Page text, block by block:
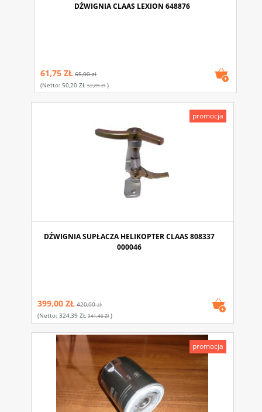
DŹWIGNIA CLAAS LEXION 648876
61,75 ZŁ 65,00 zł
(netto:50,20 ZŁ 52,85 Zł)
DŹWIGNIA SUPŁACZA HELIKOPTER CLAAS 808337
000046
399,00 ZŁ 420,00 zł
(netto:324,39 ZŁ 341,46 Zł)
promocja
promocja